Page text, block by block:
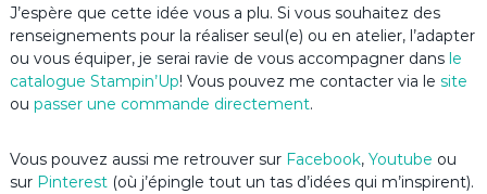
J’espère que cette idée vous a plu. Si vous souhaitez des
renseignements pour la réaliser seul(e) ou en atelier, l’adapter
ou vous équiper, je serai ravie de vous accompagner dans le
catalogue Stampin’Up! Vous pouvez me contacter via le site
ou passer une commande directement.
Vous pouvez aussi me retrouver sur Facebook, Youtube ou
sur Pinterest (où j’épingle tout un tas d’idées qui m’inspirent).